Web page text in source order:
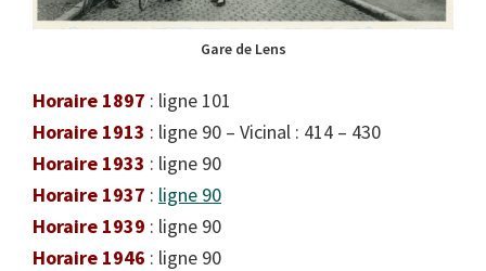
Gare de Lens
Horaire 1897 : ligne 101
Horaire 1913 : ligne 90 – Vicinal : 414 – 430
Horaire 1933 : ligne 90
Horaire 1937 : ligne 90
Horaire 1939 : ligne 90
Horaire 1946 : ligne 90